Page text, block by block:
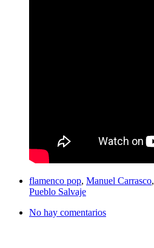
flamenco pop, Manuel Carrasco,
Pueblo Salvaje
No hay comentarios